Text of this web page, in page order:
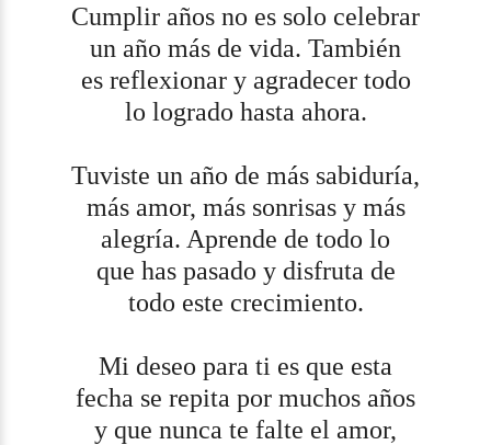
Cumplir años no es solo celebrar
un año más de vida. También
es reflexionar y agradecer todo
lo logrado hasta ahora.
Tuviste un año de más sabiduría,
más amor, más sonrisas y más
alegría. Aprende de todo lo
que has pasado y disfruta de
todo este crecimiento.
Mi deseo para ti es que esta
fecha se repita por muchos años
y que nunca te falte el amor,